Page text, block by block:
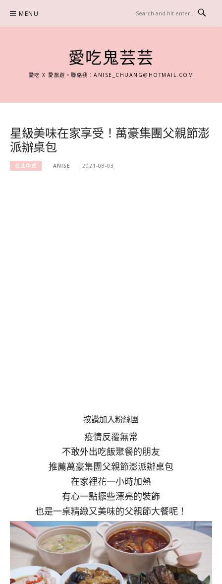
content
MENU
愛吃鬼芸芸
愛吃 X 愛旅遊。聯絡我：ANISE_CHUANG@HOTMAIL.COM
星級美味在家享受！萬豪集團父親節澎
派辦桌包
台北中式 ANISE 2021-08-03
按讚加入粉絲團
疫情反覆無常
不敢外出吃飯聚餐的朋友
推薦萬豪集團父親節澎派辦桌包
在家裡花一小時加熱
有心一點擺些漂亮的裝飾
也是一桌精緻又美味的父親節大餐呢！